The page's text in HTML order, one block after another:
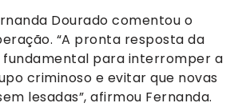
Dourado comentou o
“A pronta resposta da
fundamental para interromper a
criminoso e evitar que novas
lesadas”, afirmou Fernanda.